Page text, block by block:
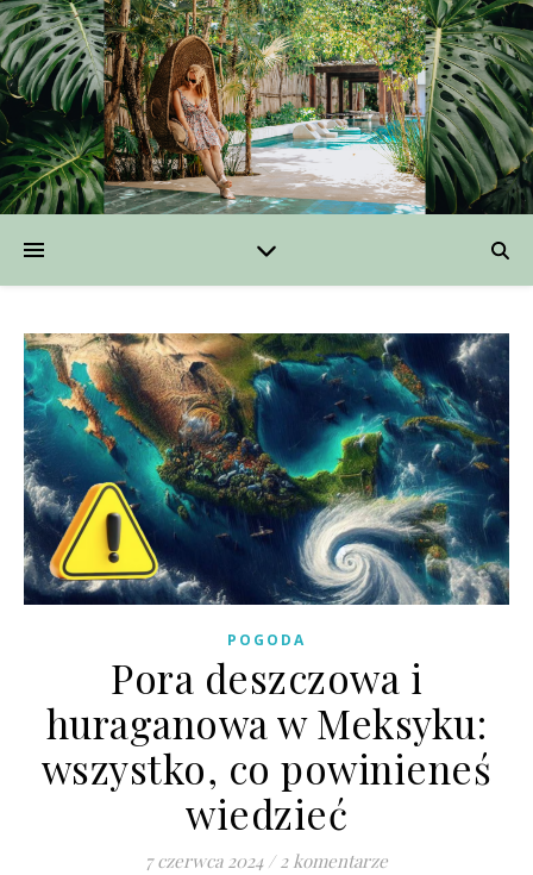
POGODA
Pora deszczowa i
huraganowa w Meksyku:
wszystko, co powinieneś
wiedzieć
7 czerwca 2024 / 2 komentarze